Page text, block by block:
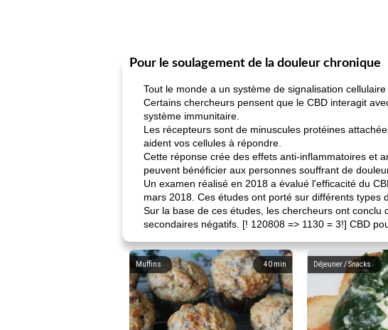
Pour le soulagement de la douleur chronique
Tout le monde a un système de signalisation
Certains chercheurs pensent que le CBD interagit
système immunitaire.
Les récepteurs sont de minuscules protéines
aident vos cellules à répondre.
Cette réponse crée des effets anti-inflammatoires et
peuvent bénéficier aux personnes souffrant de
Un examen réalisé en 2018 a évalué l'efficacité du
mars 2018. Ces études ont porté sur différents types
Sur la base de ces études, les chercheurs ont
secondaires négatifs. [! 120808 => 1130 = 3!] CBD
40 min
Muffins Déjeuner / Snacks